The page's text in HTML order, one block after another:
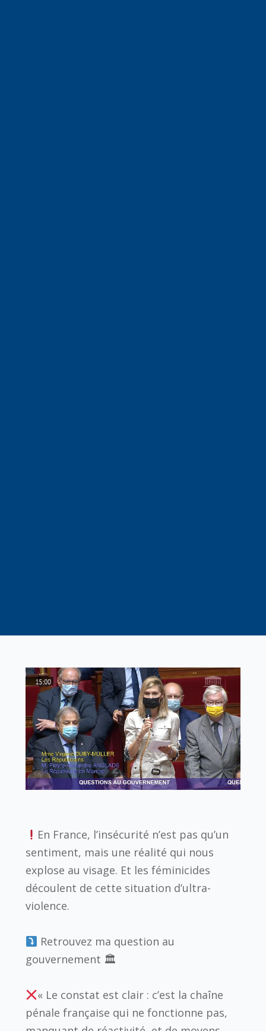
En France, l’insécurité n’est pas qu’un
sentiment, mais une réalité qui nous
explose au visage. Et les féminicides
découlent de cette situation d’ultra-
violence.
Retrouvez ma question au
gouvernement 🏛
« Le constat est clair : c’est la chaîne
pénale française qui ne fonctionne pas,